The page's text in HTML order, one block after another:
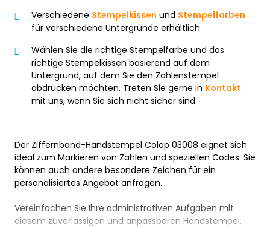
Verschiedene Stempelkissen und Stempelfarben
für verschiedene Untergründe erhältlich
Wählen Sie die richtige Stempelfarbe und das
richtige Stempelkissen basierend auf dem
Untergrund, auf dem Sie den Zahlenstempel
abdrucken möchten. Treten Sie gerne in Kontakt
mit uns, wenn Sie sich nicht sicher sind.
Der Ziffernband-Handstempel Colop 03008 eignet sich
ideal zum Markieren von Zahlen und speziellen Codes. Sie
können auch andere besondere Zeichen für ein
personalisiertes Angebot anfragen.
Vereinfachen Sie Ihre administrativen Aufgaben mit
diesem zuverlässigen und anpassbaren Handstempel.